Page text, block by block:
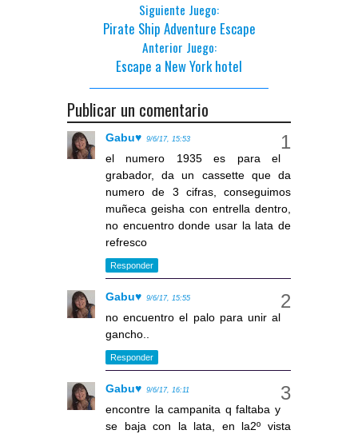
Siguiente Juego:
Pirate Ship Adventure Escape
Anterior Juego:
Escape a New York hotel
Publicar un comentario
Gabu♥ 9/6/17, 15:53
el numero 1935 es para el
grabador, da un cassette que da
numero de 3 cifras, conseguimos
muñeca geisha con entrella dentro,
no encuentro donde usar la lata de
refresco
Responder
Gabu♥ 9/6/17, 15:55
no encuentro el palo para unir al
gancho..
Responder
Gabu♥ 9/6/17, 16:11
encontre la campanita q faltaba y
se baja con la lata, en la2º vista